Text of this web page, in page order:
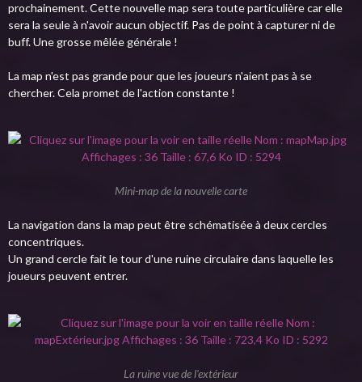
prochainement. Cette nouvelle map sera toute particulière car elle
sera la seule à n'avoir aucun objectif. Pas de point à capturer ni de
buff. Une grosse mêlée générale !
La map n'est pas grande pour que les joueurs n'aient pas à se
chercher. Cela promet de l'action constante !
Mini-map de la nouvelle carte
La navigation dans la map peut être schématisée à deux cercles
concentriques.
Un grand cercle fait le tour d'une ruine circulaire dans laquelle les
joueurs peuvent entrer.
La ruine vue de l'extérieur